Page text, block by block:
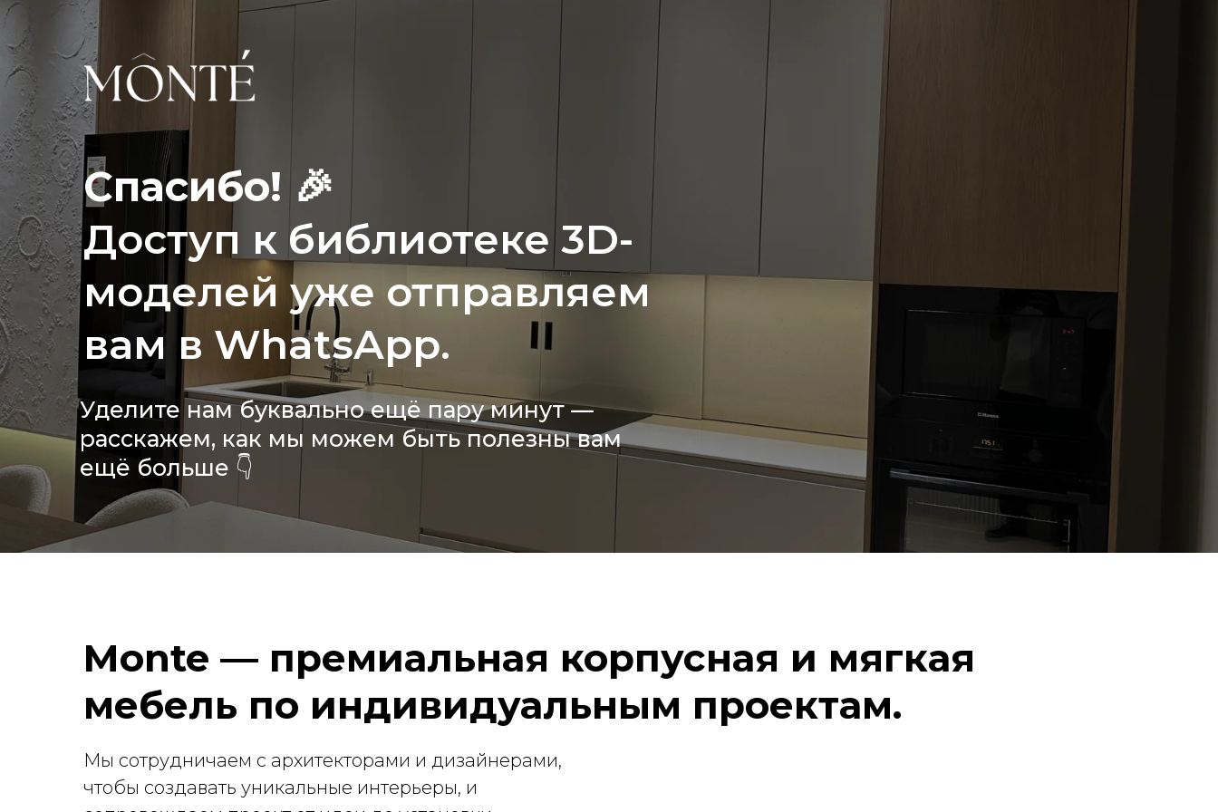
Спасибо! 🎉
Доступ к библиотеке 3D-
моделей уже отправляем
вам в WhatsApp.
Уделите нам буквально ещё пару минут —
расскажем, как мы можем быть полезны вам
ещё больше 👇
Monte — премиальная корпусная и мягкая
мебель по индивидуальным проектам.
Мы сотрудничаем с архитекторами и дизайнерами,
чтобы создавать уникальные интерьеры, и